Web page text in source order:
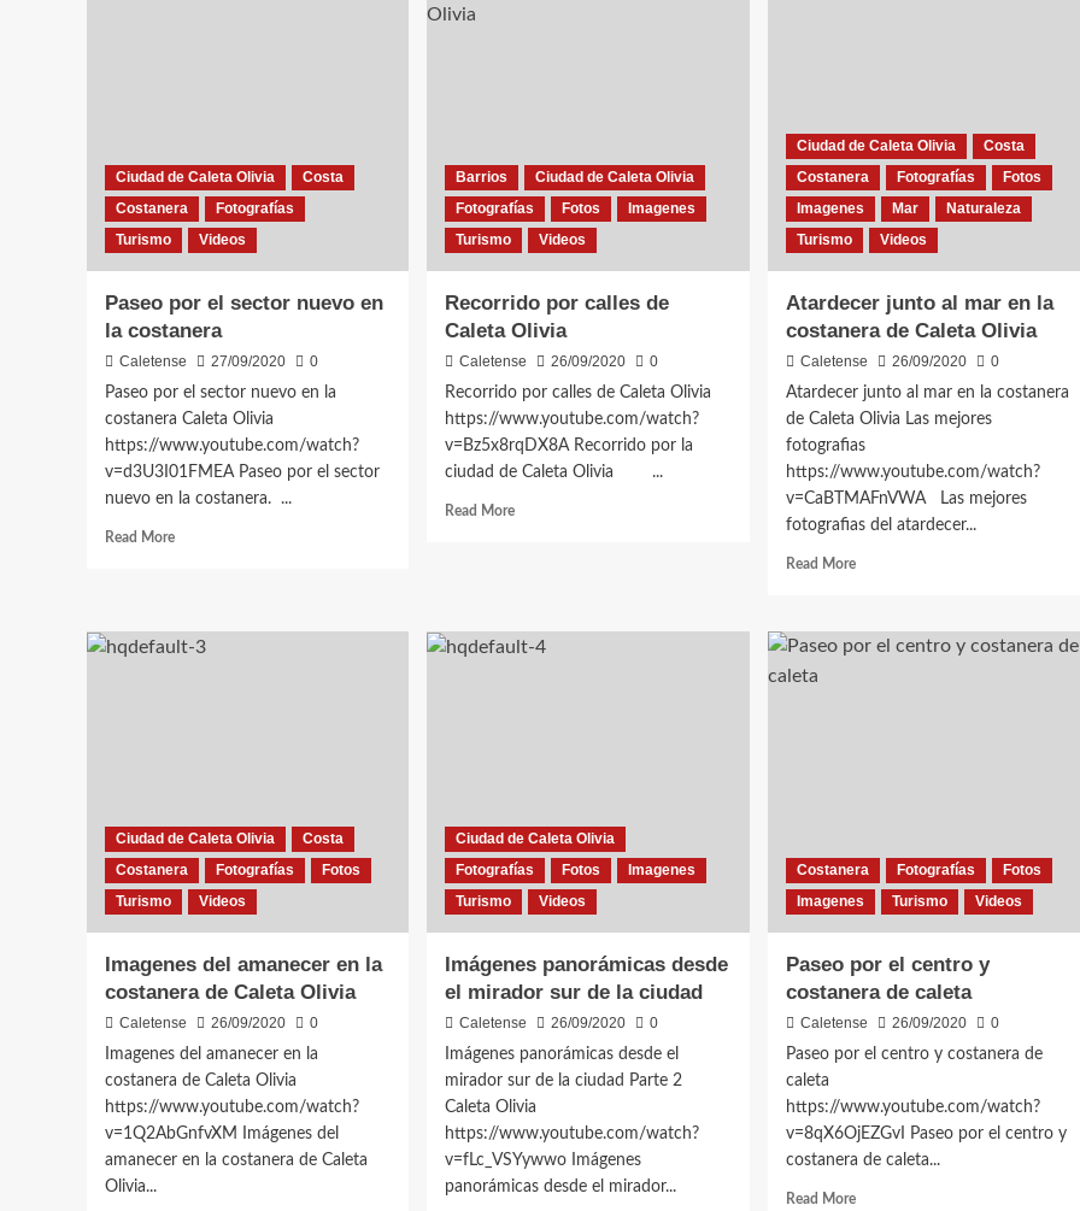
Caleta
Olivia
Ciudad de Caleta Olivia
Costa
Costanera
Fotografías
Turismo
Videos
Paseo por el sector nuevo en
la costanera
Caletense 27/09/2020
0
Paseo por el sector nuevo en la
costanera Caleta Olivia
https://www.youtube.com/watch?
v=d3U3I01FMEA Paseo por el sector
nuevo en la costanera. ...
Read MoreRead
el
Barrios
Ciudad de Caleta Olivia
Fotografías
Fotos
Imagenes
Turismo
Videos
Recorrido por calles de
Caleta Olivia
Caletense 26/09/2020
0
Recorrido por calles de Caleta Olivia
https://www.youtube.com/watch?
v=Bz5x8rqDX8A Recorrido por la
ciudad de Caleta Olivia ...
Read MoreRead
de
Ciudad de Caleta Olivia
Costa
Costanera
Fotografías
Fotos
Imagenes
Mar
Naturaleza
Turismo
Videos
Atardecer junto al mar en la
costanera de Caleta Olivia
Caletense 26/09/2020
0
Atardecer junto al mar en la costanera
de Caleta Olivia Las mejores
fotografias
https://www.youtube.com/watch?
v=CaBTMAFnVWA Las mejores
fotografias del atardecer...
Read MoreRead
Atardecer
junto
Ciudad de Caleta Olivia
Costa
Costanera
Fotografías
Fotos
Turismo
Videos
Imagenes del amanecer en la
costanera de Caleta Olivia
Caletense 26/09/2020
0
Imagenes del amanecer en la
costanera de Caleta Olivia
https://www.youtube.com/watch?
v=1Q2AbGnfvXM Imágenes del
amanecer en la costanera de Caleta
Olivia...
Ciudad de Caleta Olivia
Fotografías
Fotos
Imagenes
Turismo
Videos
Imágenes panorámicas desde
el mirador sur de la ciudad
Caletense 26/09/2020
0
Imágenes panorámicas desde el
mirador sur de la ciudad Parte 2
Caleta Olivia
https://www.youtube.com/watch?
v=fLc_VSYywwo Imágenes
panorámicas desde el mirador...
Costanera Fotografías
Fotos
Imagenes
Turismo Videos
Paseo por el centro y
costanera de caleta
Caletense 26/09/2020
0
Paseo por el centro y costanera de
caleta
https://www.youtube.com/watch?
v=8qX6OjEZGvI Paseo por el centro y
costanera de caleta...
Read MoreRead